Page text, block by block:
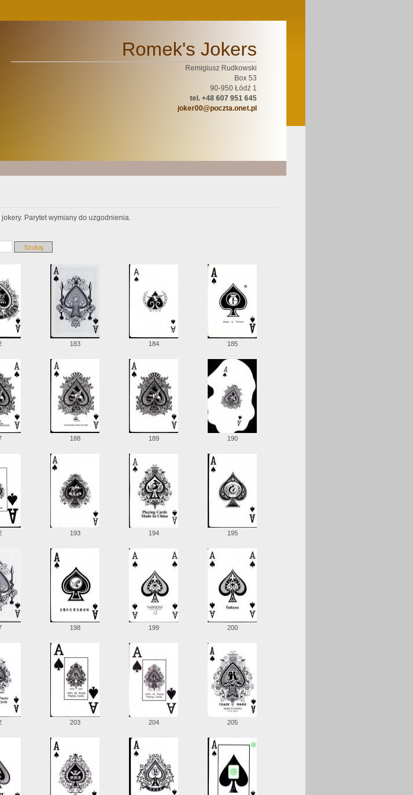
Romek's Jokers
Remigiusz Rudkowski
Box 53
90-950 Łódź 1
tel. +48 607 951 645
joker00@poczta.onet.pl
Parytet wymiany do uzgodnienia.
183 184 185
188 189 190
193 194 195
198 199 200
203 204 205